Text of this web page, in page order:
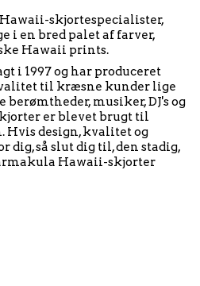
skjortespecialister,
i en bred palet af farver,
Hawaii prints.
i 1997 og har produceret
til kræsne kunder lige
berømtheder, musiker, DJ's og
er blevet brugt til
design, kvalitet og
dig, så slut dig til, den stadig,
Hawaii-skjorter